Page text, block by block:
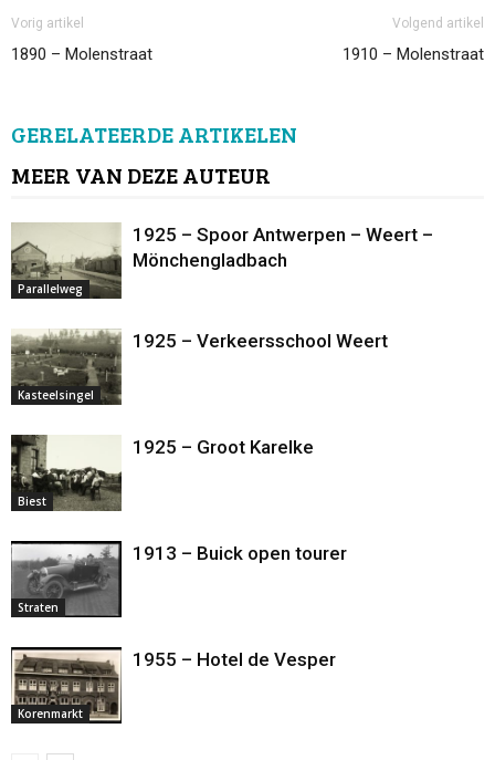
Vorig artikel
1890 – Molenstraat
Volgend artikel
1910 – Molenstraat
GERELATEERDE ARTIKELEN
MEER VAN DEZE AUTEUR
Parallelweg
1925 – Spoor Antwerpen – Weert –
Mönchengladbach
Kasteelsingel
1925 – Verkeersschool Weert
Biest
1925 – Groot Karelke
Straten
1913 – Buick open tourer
Korenmarkt
1955 – Hotel de Vesper